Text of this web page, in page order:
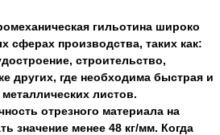
гильотина широко
сферах производства, таких как:
строительство,
других, где необходима быстрая и
листов.
отрезного материала на
значение менее 48 кг/мм. Когда